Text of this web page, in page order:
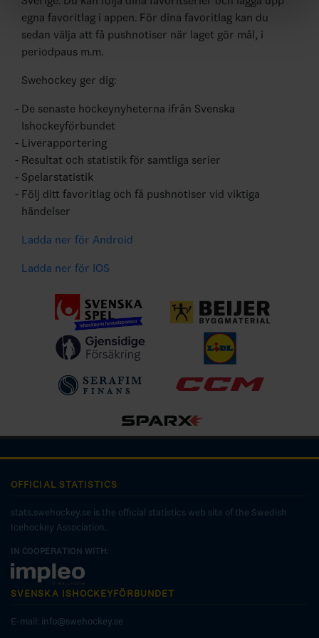
egna favoritlag i appen. För dina favoritlag kan du
sedan välja att få pushnotiser när laget gör mål, i
periodpaus m.m.
Swehockey ger dig:
De senaste hockeynyheterna ifrån Svenska
Ishockeyförbundet
Liverapportering
Resultat och statistik för samtliga serier
Spelarstatistik
Följ ditt favoritlag och få pushnotiser vid viktiga
händelser
Ladda ner för Android
Ladda ner för IOS
OFFICIAL STATISTICS
stats.swehockey.se is the official statistics web site of the Swedish
Icehockey Association.
IN COOPERATION WITH:
SVENSKA ISHOCKEYFÖRBUNDET
E-mail: info@swehockey.se